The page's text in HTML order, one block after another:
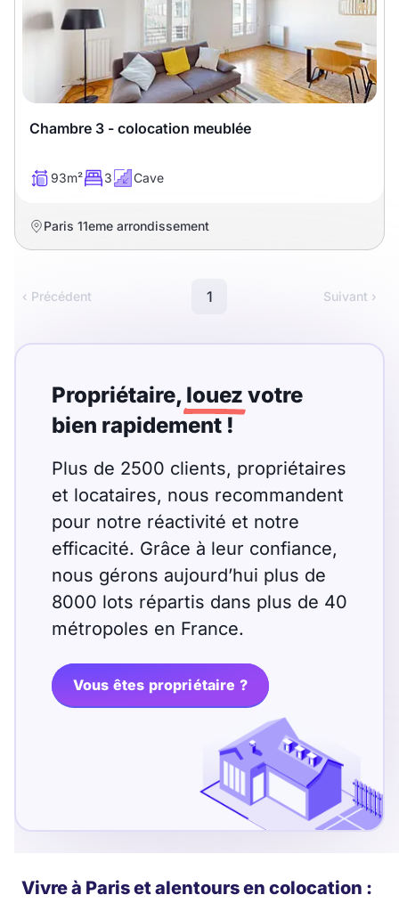
Superficie
Nombre de chambres
Sélectionner...
Équipements des parties
communes
Ascenseur Gardien
Local à vélo
Disponible à partir du
Chambre 3 - colocation meublée
93m² 3 Cave
Paris 11eme arrondissement
‹ Précédent 1 Suivant ›
Propriétaire, louez votre
bien rapidement !
Plus de 2500 clients, propriétaires
et locataires, nous recommandent
pour notre réactivité et notre
efficacité. Grâce à leur confiance,
nous gérons aujourd’hui plus de
8000 lots répartis dans plus de 40
métropoles en France.
Vous êtes propriétaire ?
Vivre à Paris et alentours en colocation :